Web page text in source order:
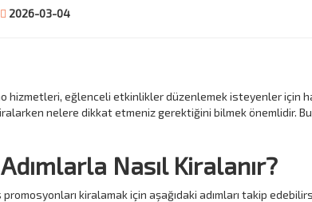
2026-03-04
hizmetleri, eğlenceli etkinlikler düzenlemek isteyenler için
nelere dikkat etmeniz gerektiğini bilmek önemlidir. Bu
Nasıl Kiralanır?
promosyonları kiralamak için aşağıdaki adımları takip